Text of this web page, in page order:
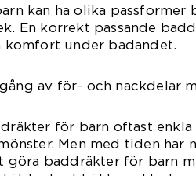
kan ha olika passformer
En korrekt passande
komfort under badandet.
av för- och nackdelar
för barn oftast enkla
Men med tiden har
göra baddräkter för barn